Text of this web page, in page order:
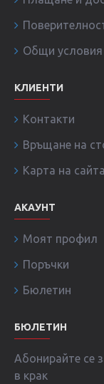
Общи условия
КЛИЕНТИ
Контакти
Връщане на
Карта на сайта
АКАУНТ
Моят профил
Поръчки
Бюлетин
БЮЛЕТИН
Абонирайте се
в крак